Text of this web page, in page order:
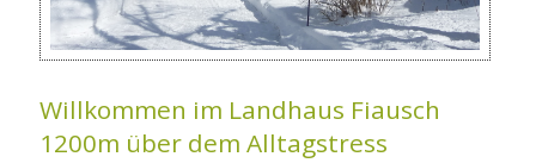
Willkommen im Landhaus Fiausch
1200m über dem Alltagstress